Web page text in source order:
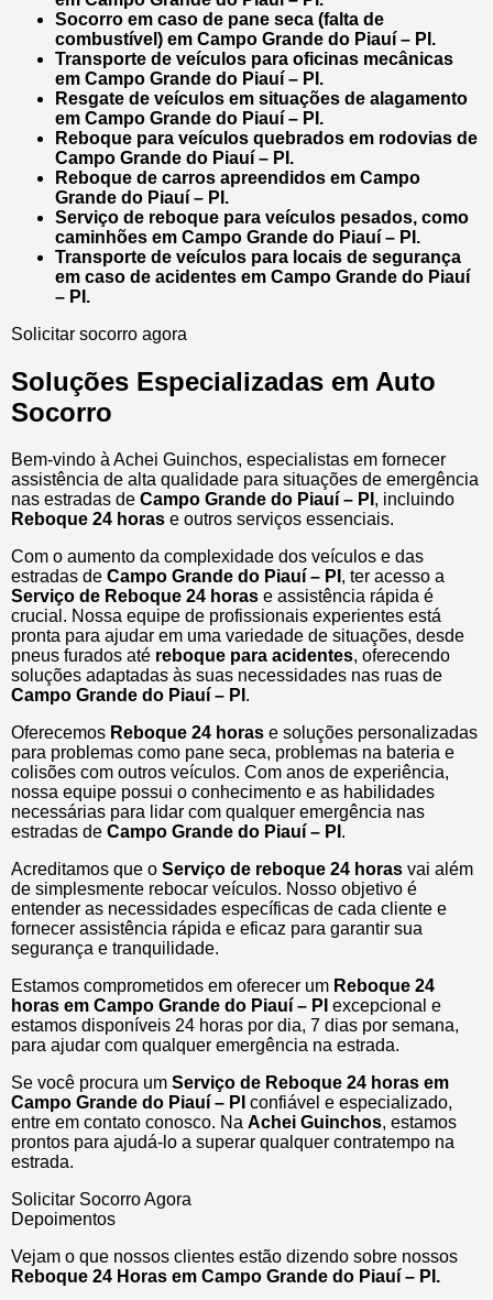
Socorro em caso de pane seca (falta de
combustível) em Campo Grande do Piauí – PI.
Transporte de veículos para oficinas mecânicas
em Campo Grande do Piauí – PI.
Resgate de veículos em situações de alagamento
em Campo Grande do Piauí – PI.
Reboque para veículos quebrados em rodovias de
Campo Grande do Piauí – PI.
Reboque de carros apreendidos em Campo
Grande do Piauí – PI.
Serviço de reboque para veículos pesados, como
caminhões em Campo Grande do Piauí – PI.
Transporte de veículos para locais de segurança
em caso de acidentes em Campo Grande do Piauí
– PI.
Solicitar socorro agora
Soluções Especializadas em Auto
Socorro
Bem-vindo à Achei Guinchos, especialistas em fornecer
assistência de alta qualidade para situações de emergência
nas estradas de Campo Grande do Piauí – PI , incluindo
Reboque 24 horas e outros serviços essenciais.
Com o aumento da complexidade dos veículos e das
estradas de Campo Grande do Piauí – PI , ter acesso a
Serviço de Reboque 24 horas e assistência rápida é
crucial. Nossa equipe de profissionais experientes está
pronta para ajudar em uma variedade de situações, desde
pneus furados até reboque para acidentes, oferecendo
soluções adaptadas às suas necessidades nas ruas de
Campo Grande do Piauí – PI .
Oferecemos Reboque 24 horas e soluções personalizadas
para problemas como pane seca, problemas na bateria e
colisões com outros veículos. Com anos de experiência,
nossa equipe possui o conhecimento e as habilidades
necessárias para lidar com qualquer emergência nas
estradas de Campo Grande do Piauí – PI .
Acreditamos que o Serviço de reboque 24 horas vai além
de simplesmente rebocar veículos. Nosso objetivo é
entender as necessidades específicas de cada cliente e
fornecer assistência rápida e eficaz para garantir sua
segurança e tranquilidade.
Estamos comprometidos em oferecer um Reboque 24
horas em Campo Grande do Piauí – PI excepcional e
estamos disponíveis 24 horas por dia, 7 dias por semana,
para ajudar com qualquer emergência na estrada.
Se você procura um Serviço de Reboque 24 horas em
Campo Grande do Piauí – PI confiável e especializado,
entre em contato conosco. Na Achei Guinchos, estamos
prontos para ajudá-lo a superar qualquer contratempo na
estrada.
Solicitar Socorro Agora
Depoimentos
Vejam o que nossos clientes estão dizendo sobre nossos
Reboque 24 Horas em Campo Grande do Piauí – PI.